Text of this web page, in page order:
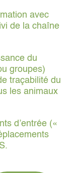
avec
de la chaîne
du
groupes)
traçabilité du
les animaux
d’entrée («